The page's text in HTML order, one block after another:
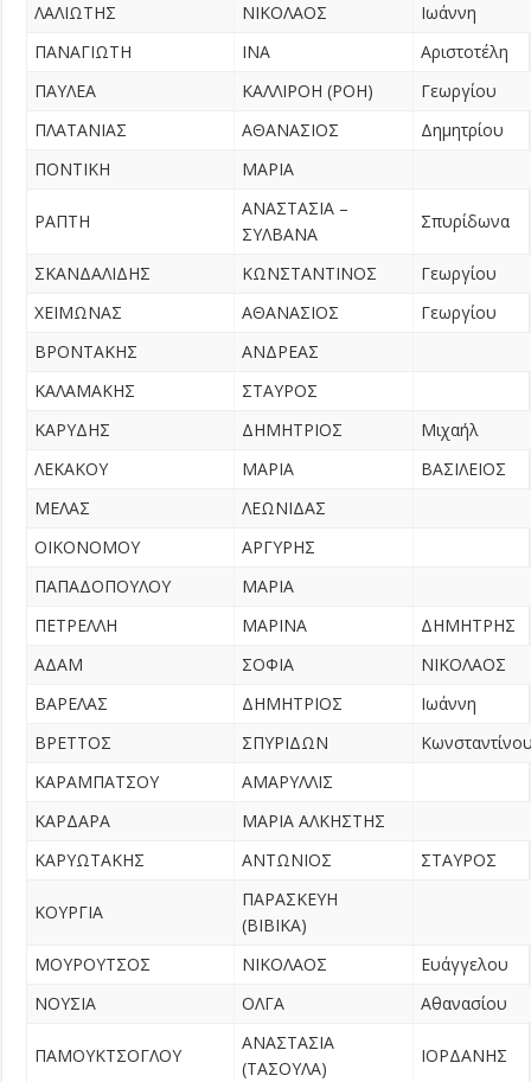
ΛΑΛΙΩΤΗΣ
ΝΙΚΟΛΑΟΣ
Ιωάννη
ΠΑΝΑΓΙΩΤΗ
ΙΝΑ
Αριστοτέλη
ΠΑΥΛΕΑ
ΚΑΛΛΙΡΟΗ (ΡΟΗ)
Γεωργίου
ΠΛΑΤΑΝΙΑΣ
ΑΘΑΝΑΣΙΟΣ
Δημητρίου
ΠΟΝΤΙΚΗ
ΜΑΡΙΑ
ΡΑΠΤΗ
ΑΝΑΣΤΑΣΙΑ –
ΣΥΛΒΑΝΑ
Σπυρίδωνα
ΣΚΑΝΔΑΛΙΔΗΣ ΚΩΝΣΤΑΝΤΙΝΟΣ
Γεωργίου
ΧΕΙΜΩΝΑΣ
ΑΘΑΝΑΣΙΟΣ
Γεωργίου
ΒΡΟΝΤΑΚΗΣ
ΑΝΔΡΕΑΣ
ΚΑΛΑΜΑΚΗΣ
ΣΤΑΥΡΟΣ
ΚΑΡΥΔΗΣ
ΔΗΜΗΤΡΙΟΣ
Μιχαήλ
ΛΕΚΑΚΟΥ
ΜΑΡΙΑ
ΒΑΣΙΛΕΙΟΣ
ΜΕΛΑΣ
ΛΕΩΝΙΔΑΣ
ΟΙΚΟΝΟΜΟΥ
ΑΡΓΥΡΗΣ
ΠΑΠΑΔΟΠΟΥΛΟΥ
ΜΑΡΙΑ
ΠΕΤΡΕΛΛΗ
ΜΑΡΙΝΑ
ΔΗΜΗΤΡΗΣ
ΑΔΑΜ
ΣΟΦΙΑ
ΝΙΚΟΛΑΟΣ
ΒΑΡΕΛΑΣ
ΔΗΜΗΤΡΙΟΣ
Ιωάννη
ΒΡΕΤΤΟΣ
ΣΠΥΡΙΔΩΝ
ΚΑΡΑΜΠΑΤΣΟΥ
ΑΜΑΡΥΛΛΙΣ
ΚΑΡΔΑΡΑ
ΜΑΡΙΑ ΑΛΚΗΣΤΗΣ
ΚΑΡΥΩΤΑΚΗΣ
ΑΝΤΩΝΙΟΣ ΣΤΑΥΡΟΣ
ΚΟΥΡΓΙΑ
ΠΑΡΑΣΚΕΥΗ
(ΒΙΒΙΚΑ)
ΜΟΥΡΟΥΤΣΟΣ
ΝΙΚΟΛΑΟΣ
Ευάγγελου
ΝΟΥΣΙΑ
ΟΛΓΑ Αθανασίου
ΠΑΜΟΥΚΤΣΟΓΛΟΥ
ΑΝΑΣΤΑΣΙΑ
(ΤΑΣΟΥΛΑ)
ΙΟΡΔΑΝΗΣ